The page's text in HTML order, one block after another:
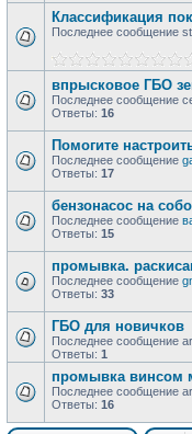
Классификация
Последнее сообщение
впрысковое ГБО
Последнее сообщение
Ответы: 16
Помогите
Последнее сообщение
Ответы: 17
бензонасос на
Последнее сообщение
Ответы: 15
промывка.
Последнее сообщение
Ответы: 33
ГБО для новичков
Последнее сообщение
Ответы: 1
промывка винсом
Последнее сообщение
Ответы: 16